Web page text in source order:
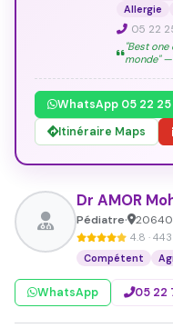
Allergie
05 22
"Best one
monde"
WhatsApp 05 22 25
Itinéraire Maps
Dr AMOR
Pédiatre• 20640
4.8 ·
Compétent
WhatsApp 05 22